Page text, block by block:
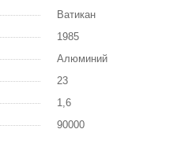
Ватикан
1985
Алюминий
23
1,6
90000